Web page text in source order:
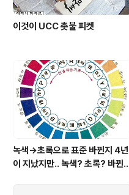
이것이 UCC 촛불 피켓
녹색→초록으로 표준 바뀐지 4년
이 지났지만.. 녹색? 초록? 바뀐